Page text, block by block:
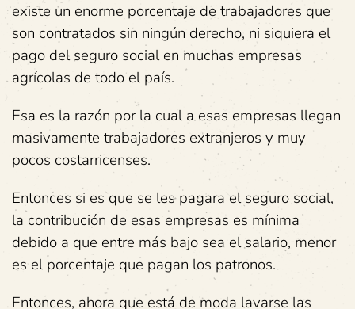
existe un enorme porcentaje de trabajadores que
son contratados sin ningún derecho, ni siquiera el
pago del seguro social en muchas empresas
agrícolas de todo el país.
Esa es la razón por la cual a esas empresas llegan
masivamente trabajadores extranjeros y muy
pocos costarricenses.
Entonces si es que se les pagara el seguro social,
la contribución de esas empresas es mínima
debido a que entre más bajo sea el salario, menor
es el porcentaje que pagan los patronos.
Entonces, ahora que está de moda lavarse las